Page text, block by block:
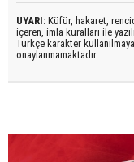
UYARI: Küfür, hakaret,
içeren, imla kuralları ile
Türkçe karakter
onaylanmamaktadır.